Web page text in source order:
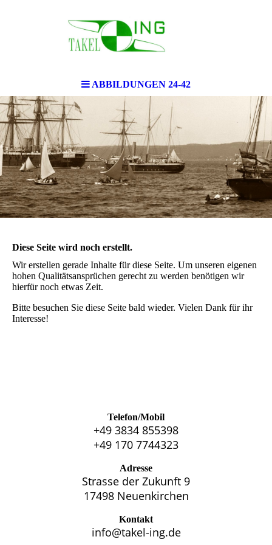
ABBILDUNGEN 24-42
Diese Seite wird noch erstellt.
Wir erstellen gerade Inhalte für diese Seite. Um unseren eigenen
hohen Qualitätsansprüchen gerecht zu werden benötigen wir
hierfür noch etwas Zeit.
Bitte besuchen Sie diese Seite bald wieder. Vielen Dank für ihr
Interesse!
Telefon/Mobil
+49 3834 855398
+49 170 7744323
Adresse
Strasse der Zukunft 9
17498 Neuenkirchen
Kontakt
info@takel-ing.de